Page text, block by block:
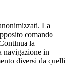
La
comando
la
navigazione in
diversi da quelli